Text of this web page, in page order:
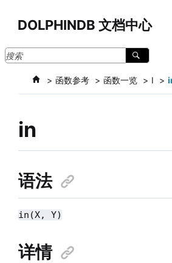
DOLPHINDB 文档中心
函数参考 函数一览 I
in
语法
in(X, Y)
详情